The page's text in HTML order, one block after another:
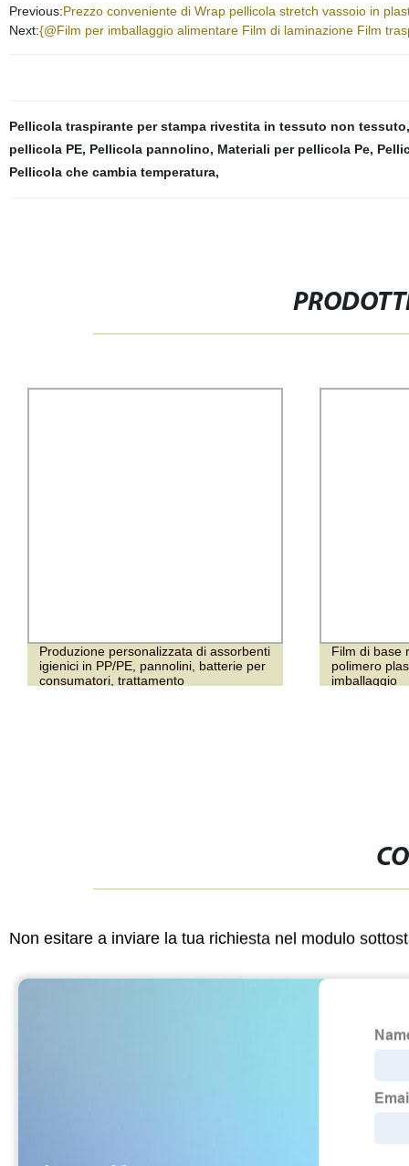
Previous:Prezzo conveniente di Wrap pellicola stretch vassoio in
Next:{@Film per imballaggio alimentare Film di laminazione Film
Pellicola traspirante per stampa rivestita in tessuto non tessuto
pellicola PE, Pellicola pannolino, Materiali per pellicola Pe,
Pellicola che cambia temperatura,
Produzione personalizzata di assorbenti
igienici in PP/PE, pannolini, batterie per
consumatori, trattamento
Film di base
polimero
imballaggio
Non esitare a inviare la tua richiesta nel modulo